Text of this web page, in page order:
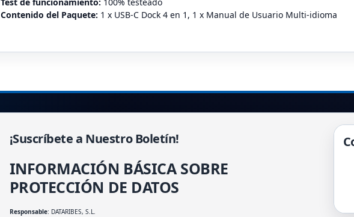
Test de funcionamiento: 100% testeado
Contenido del Paquete: 1 x USB-C Dock 4 en 1, 1 x Manual de Usuario Multi-idioma
¡Suscríbete a Nuestro Boletín!
INFORMACIÓN BÁSICA SOBRE
PROTECCIÓN DE DATOS
Responsable: DATARIBES, S.L.